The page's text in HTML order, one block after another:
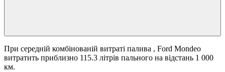
При середній комбінованій витраті палива , Ford Mondeo
витратить приблизно 115.3 літрів пального на відстань 1 000
км.